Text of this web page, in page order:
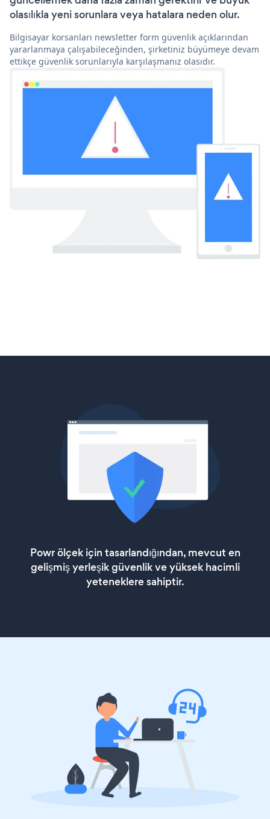
olasılıkla yeni sorunlara veya hatalara neden olur.
Bilgisayar korsanları newsletter form güvenlik açıklarından
yararlanmaya çalışabileceğinden, şirketiniz büyümeye devam
ettikçe güvenlik sorunlarıyla karşılaşmanız olasıdır.
Powr ölçek için tasarlandığından, mevcut en
gelişmiş yerleşik güvenlik ve yüksek hacimli
yeteneklere sahiptir.